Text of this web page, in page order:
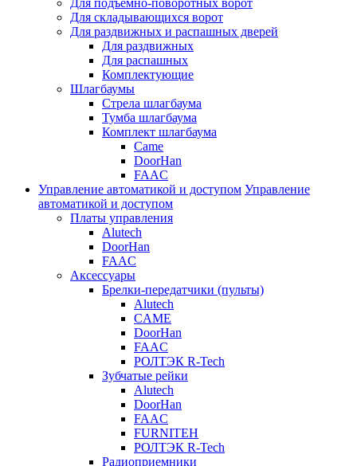
Для подъемно-поворотных ворот
Для складывающихся ворот
Для раздвижных и распашных дверей
Для раздвижных
Для распашных
Комплектующие
Шлагбаумы
Стрела шлагбаума
Тумба шлагбаума
Комплект шлагбаума
Came
DoorHan
FAAC
Управление автоматикой и доступом Управление
автоматикой и доступом
Платы управления
Alutech
DoorHan
FAAC
Аксессуары
Брелки-передатчики (пульты)
Alutech
CAME
DoorHan
FAAC
РОЛТЭК R-Tech
Зубчатые рейки
Alutech
DoorHan
FAAC
FURNITEH
РОЛТЭК R-Tech
Радиоприемники